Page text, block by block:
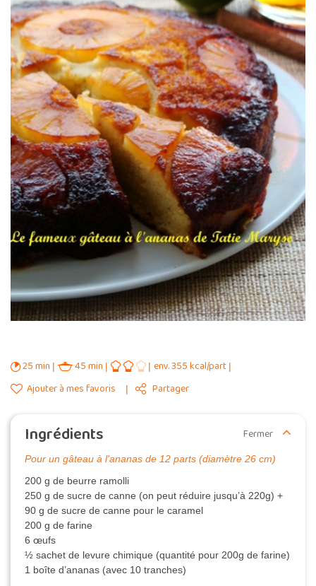
25 min 45 min
env. 355 kcal/part
Ajouter à mes favoris
Partager
Ingrédients Fermer
Pour un gâteau à l'ananas de 12 parts (diamètre 26 cm)
200 g de beurre ramolli
250 g de sucre de canne (on peut réduire jusqu’à 220g) +
90 g de sucre de canne pour le caramel
200 g de farine
6 œufs
½ sachet de levure chimique (quantité pour 200g de farine)
1 boîte d’ananas (avec 10 tranches)